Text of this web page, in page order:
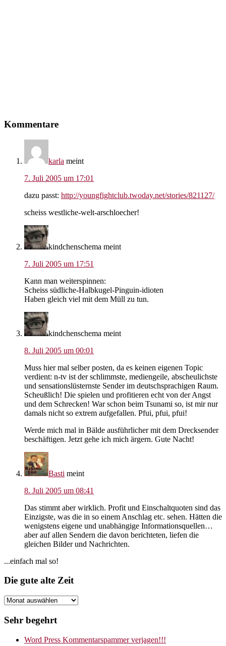
Interaktionen
Kommentare
karla meint
7. Juli 2005 um 17:01
dazu passt: http://youngfightclub.twoday.net/stories/821127/
scheiss westliche-welt-arschloecher!
kindchenschema meint
7. Juli 2005 um 17:51
Kann man weiterspinnen:
Scheiss südliche-Halbkugel-Pinguin-idioten
Haben gleich viel mit dem Müll zu tun.
kindchenschema meint
8. Juli 2005 um 00:01
Muss hier mal selber posten, da es keinen eigenen Topic
verdient: n-tv ist der schlimmste, mediengeile, abscheulichste
und sensationslüsternste Sender im deutschsprachigen Raum.
Scheußlich! Die spielen und profitieren echt von der Angst
und dem Schrecken! War schon beim Tsunami so, ist mir nur
damals nicht so extrem aufgefallen. Pfui, pfui, pfui!
Werde mich mal in Bälde ausführlicher mit dem Drecksender
beschäftigen. Jetzt gehe ich mich ärgern. Gute Nacht!
Basti meint
8. Juli 2005 um 08:41
Das stimmt aber wirklich. Profit und Einschaltquoten sind das
Einzigste, was die in so einem Anschlag etc. sehen. Hätten die
wenigstens eigene und unabhängige Informationsquellen…
aber auf allen Sendern die davon berichteten, liefen die
gleichen Bilder und Nachrichten.
Seitenspalte
...einfach mal so!
Footer
Die gute alte Zeit
Die
alte
Sehr begehrt
Word Press Kommentarspammer verjagen!!!